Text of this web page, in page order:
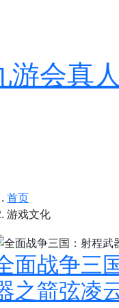
游会真
首页
游戏文化
面战争三
之箭弦凌